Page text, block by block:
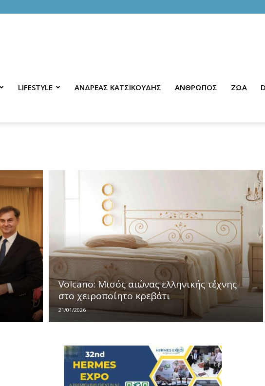
LIFESTYLE ΑΝΔΡΕΑΣ ΚΑΤΣΙΚΟΥΔΗΣ ΑΝΘΡΩΠΟΣ ΖΩΑ
Volcano: Μισός αιώνας ελληνικής τέχνης
στο χειροποίητο κρεβάτι
21/01/2026